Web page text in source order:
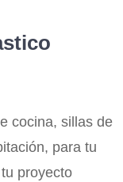
cocina, sillas de
para tu
proyecto